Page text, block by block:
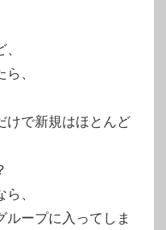
、
けで新規はほとんど
、
ループに入ってしま